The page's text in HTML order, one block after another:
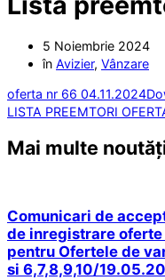
5 Noiembrie 2024
în Avizier, Vânzare
oferta nr 66 04.11.2024
LISTA PREEMTORI
Mai multe
Comunicari de
de inregistrare
pentru Ofertele de
si 6,7,8,9,10/